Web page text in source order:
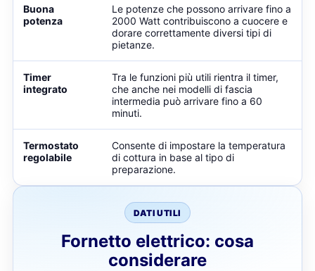
Buona
potenza
Le potenze che possono arrivare fino a
2000 Watt contribuiscono a cuocere e
dorare correttamente diversi tipi di
pietanze.
Timer
integrato
Tra le funzioni più utili rientra il timer,
che anche nei modelli di fascia
intermedia può arrivare fino a 60
minuti.
Termostato
regolabile
Consente di impostare la temperatura
di cottura in base al tipo di
preparazione.
DATI UTILI
Fornetto elettrico: cosa
considerare